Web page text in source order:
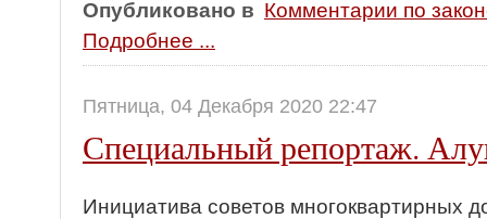
Опубликовано в Комментарии по
Подробнее ...
Пятница, 04 Декабря 2020 22:47
Специальный репортаж.
Инициатива советов многоквартирных